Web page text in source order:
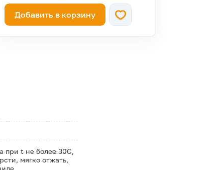
Добавить в корзину
при t не более 30С,
мягко отжать,